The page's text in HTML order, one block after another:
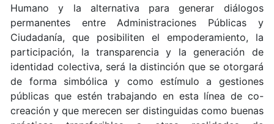
Humano y la alternativa para generar diálogos
permanentes entre Administraciones Públicas y
Ciudadanía, que posibiliten el empoderamiento, la
participación, la transparencia y la generación de
identidad colectiva, será la distinción que se otorgará
de forma simbólica y como estímulo a gestiones
públicas que estén trabajando en esta línea de co-
creación y que merecen ser distinguidas como buenas